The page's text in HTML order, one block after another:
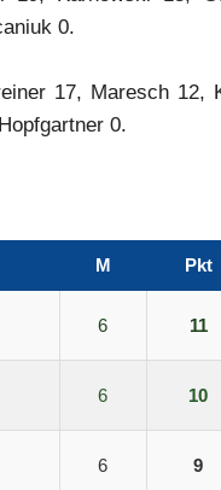
0.
17, Maresch 12,
0.
M Pkt
6 11
6 10
6 9